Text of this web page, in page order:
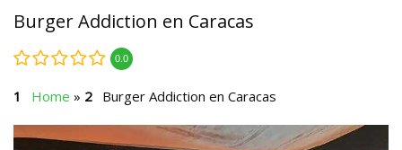
Burger Addiction en Caracas
0.0
Home » Burger Addiction en Caracas